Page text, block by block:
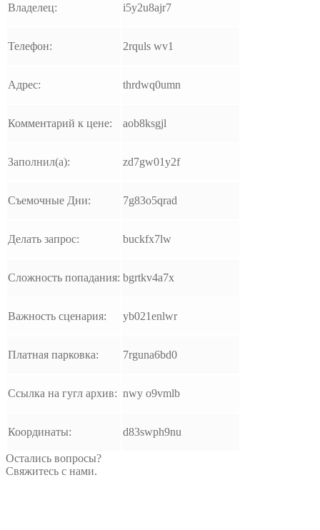
Владелец: i5y2u8ajr7
Телефон: 2rquls wv1
Адрес: thrdwq0umn
Комментарий к цене: aob8ksgjl
Заполнил(а): zd7gw01y2f
Съемочные Дни: 7g83o5qrad
Делать запрос: buckfx7lw
Сложность попадания: bgrtkv4a7x
Важность сценария: yb021enlwr
Платная парковка: 7rguna6bd0
Ссылка на гугл архив: nwy o9vmlb
Координаты: d83swph9nu
Остались вопросы?
Свяжитесь с нами.